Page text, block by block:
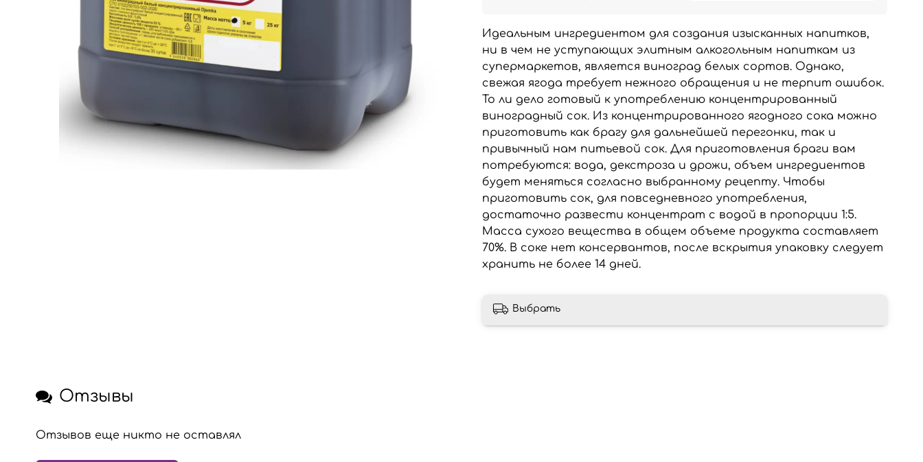
Идеальным ингредиентом для создания изысканных напитков,
ни в чем не уступающих элитным алкогольным напиткам из
супермаркетов, является виноград белых сортов. Однако,
свежая ягода требует нежного обращения и не терпит ошибок.
То ли дело готовый к употреблению концентрированный
виноградный сок. Из концентрированного ягодного сока можно
приготовить как брагу для дальнейшей перегонки, так и
привычный нам питьевой сок. Для приготовления браги вам
потребуются: вода, декстроза и дрожи, объем ингредиентов
будет меняться согласно выбранному рецепту. Чтобы
приготовить сок, для повседневного употребления,
достаточно развести концентрат с водой в пропорции 1:5.
Масса сухого вещества в общем объеме продукта составляет
70%. В соке нет консервантов, после вскрытия упаковку следует
хранить не более 14 дней.
Выбрать
Отзывы
Отзывов еще никто не оставлял